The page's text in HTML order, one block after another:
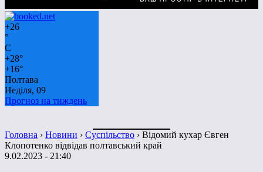
+26
°
C
+28°
+16°
Полтава
Неділя, 09
Прогноз на тиждень
Головна › Новини › Суспільство › Відомий кухар Євген
Клопотенко відвідав полтавський край
9.02.2023 - 21:40